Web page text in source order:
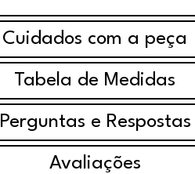
Cuidados com a peça
Tabela de Medidas
Perguntas e Respostas
Avaliações